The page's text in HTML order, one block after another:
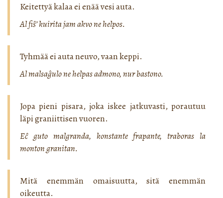
Keitettyä kalaa ei enää vesi auta.
Al fiŝ’ kuirita jam akvo ne helpos.
Tyhmää ei auta neuvo, vaan keppi.
Al malsaĝulo ne helpas admono, nur bastono.
Jopa pieni pisara, joka iskee jatkuvasti, porautuu
läpi graniittisen vuoren.
Eĉ guto malgranda, konstante frapante, traboras la
monton granitan.
Mitä enemmän omaisuutta, sitä enemmän
oikeutta.